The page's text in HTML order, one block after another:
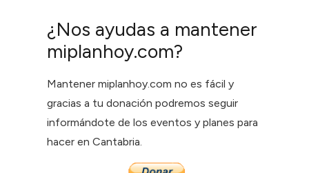
¿Nos ayudas a mantener
miplanhoy.com?
Mantener miplanhoy.com no es fácil y
gracias a tu donación podremos seguir
informándote de los eventos y planes para
hacer en Cantabria.